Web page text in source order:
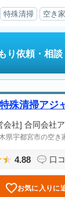
特殊清掃 空き
り依頼・相談
殊清掃アジ
会社] 合同会社
木県宇都宮市の空き
4.88 口
お気に入りに